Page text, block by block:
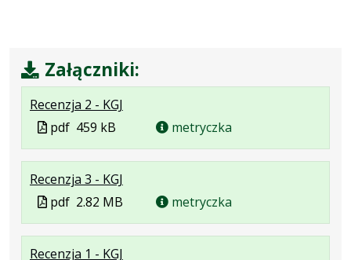
Załączniki:
Recenzja 2 - KGJ
formacie:
Rozmiar
459
Otwiera
w
karcie.
Plik
w
formacie
pdf 459 kB metryczka
Recenzja 3 - KGJ
formacie:
Rozmiar
2.82
Otwiera
w
Plik
w
formacie
pdf 2.82 MB metryczka
Recenzja 1 - KGJ